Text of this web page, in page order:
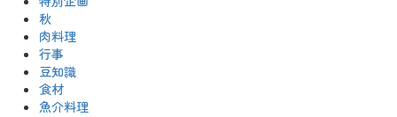
秋
肉料理
行事
豆知識
食材
魚介料理